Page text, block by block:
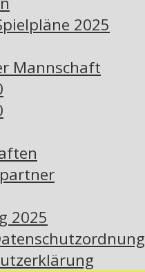
2025
Mannschaft
2025